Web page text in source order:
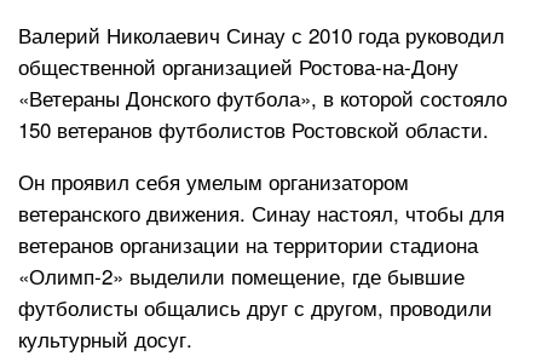
Валерий Николаевич Синау с 2010 года руководил
общественной организацией Ростова-на-Дону
«Ветераны Донского футбола», в которой состояло
150 ветеранов футболистов Ростовской области.
Он проявил себя умелым организатором
ветеранского движения. Синау настоял, чтобы для
ветеранов организации на территории стадиона
«Олимп-2» выделили помещение, где бывшие
футболисты общались друг с другом, проводили
культурный досуг.